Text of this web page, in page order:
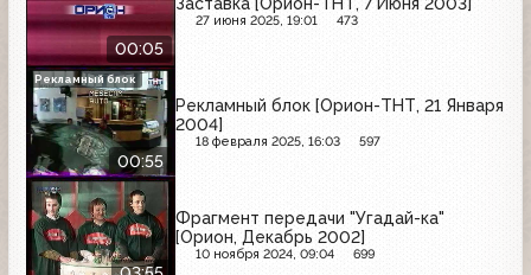
00:05
27 июня 2025, 19:01 473
00:55
Рекламный блок [Орион-ТНТ, 21 Января
2004]
18 февраля 2025, 16:03 597
Рекламный блок
Фрагмент передачи "Угадай-ка"
[Орион, Декабрь 2002]
10 ноября 2024, 09:04 699